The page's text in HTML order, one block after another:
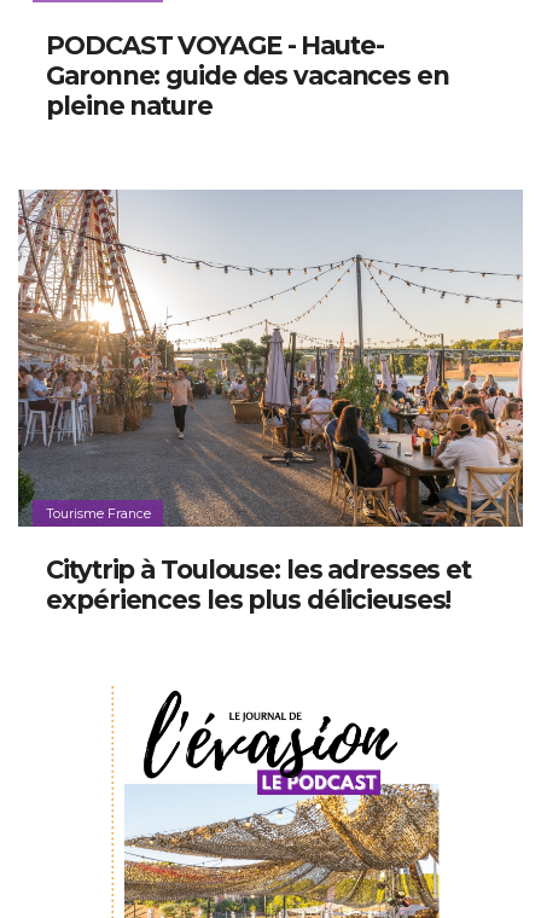
PODCAST VOYAGE - Haute-
Garonne: guide des vacances en
pleine nature
Tourisme France
Citytrip à Toulouse: les adresses et
expériences les plus délicieuses!